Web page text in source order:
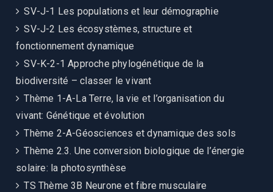
SV-J-1 Les populations et leur démographie
SV-J-2 Les écosystèmes, structure et
fonctionnement dynamique
SV-K-2-1 Approche phylogénétique de la
biodiversité – classer le vivant
Thème 1-A-La Terre, la vie et l’organisation du
vivant: Génétique et évolution
Thème 2-A-Géosciences et dynamique des sols
Thème 2.3. Une conversion biologique de l’énergie
solaire: la photosynthèse
TS Thème 3B Neurone et fibre musculaire